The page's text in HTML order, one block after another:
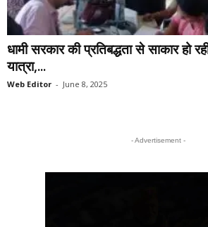
धामी सरकार की प्रतिबद्धता से साकार हो
यात्रा,...
Web Editor - June 8, 2025
- Advertisement -